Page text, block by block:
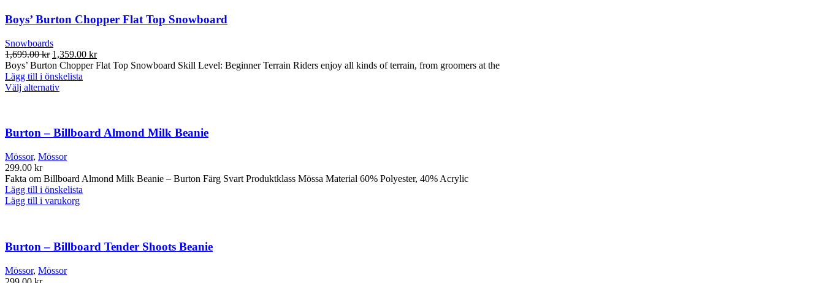
Boys’ Burton Chopper Flat Top Snowboard
Snowboards
1,699.00kr Det
ursprungliga
priset
var:
1,359.00 krDet
nuvarande
Boys’ Burton Chopper Flat Top Snowboard Skill Level: Beginner Terrain Riders enjoy all kinds of terrain, from groomers at the
Lägg till i önskelista
Välj alternativDen
flera
De
olika
alternativen
kan
väljas
på
Burton – Billboard Almond Milk Beanie
Mössor, Mössor
299.00 kr
Fakta om Billboard Almond Milk Beanie – Burton Färg Svart Produktklass Mössa Material 60% Polyester, 40% Acrylic
Lägg till i önskelista
Lägg till i varukorg
Burton – Billboard Tender Shoots Beanie
Mössor, Mössor